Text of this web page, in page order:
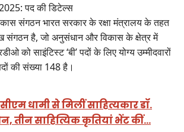
पद की डिटेल्स
संगठन भारत सरकार के रक्षा मंत्रालय के तहत
संगठन है, जो अनुसंधान और विकास के क्षेत्र में
को साइंटिस्ट ‘बी’ पदों के लिए योग्य उम्मीदवारों
की संख्या 148 है।
सीएम धामी से मिलीं साहित्यकार डॉ.
तीन साहित्यिक कृतियां भेंट कीं…